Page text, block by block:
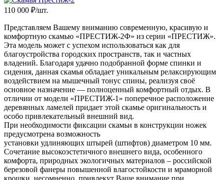
110 000 ₽/шт.
Представляем Вашему вниманию современную, красивую и
комфортную скамью «ПРЕСТИЖ-2Ф» из серии «ПРЕСТИЖ».
Эта модель может с успехом использоваться как для
благоустройства городских пространств, так и частных
владений. Благодаря удачно подобранной форме спинки и
сидения, данная скамья обладает уникальным релаксирующим
воздействием на мышечный тонус спины, реализуя своё
основное назначение — полноценный комфортный отдых. В
отличии от модели «ПРЕСТИЖ-1» поперечное расположение
деревянных ламелей придает этой скамье оригинальность и
особо привлекательный внешний вид.
При необходимости фиксации скамьи в конструкции ножек
предусмотрена возможность
установки удлиняющих штырей (штифтов) диаметром 10 мм.
Сочетание высокоэстетичного внешнего вида, особенного
комфорта, природных экологичных материалов – российской
березовой фанеры повышенной влагостойкости и мраморной
крошки, несомненно, привлекут Ваше внимание при